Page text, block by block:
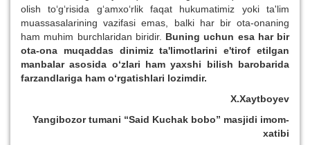
olish to‘g‘risida g‘amxo‘rlik faqat hukumatimiz yoki ta'lim
muassasalarining vazifasi emas, balki har bir ota-onaning
ham muhim burchlaridan biridir. Buning uchun esa har bir
ota-ona muqaddas dinimiz ta'limotlarini e'tirof etilgan
manbalar asosida o‘zlari ham yaxshi bilish barobarida
farzandlariga ham o‘rgatishlari lozimdir.
X.Xaytboyev
Yangibozor tumani “Said Kuchak bobo” masjidi imom-
xatibi